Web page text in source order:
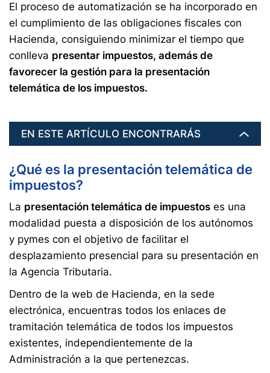
El proceso de automatización se ha incorporado en
el cumplimiento de las obligaciones fiscales con
Hacienda, consiguiendo minimizar el tiempo que
conlleva presentar impuestos, además de
favorecer la gestión para la presentación
telemática de los impuestos.
EN ESTE ARTÍCULO ENCONTRARÁS
¿Qué es la presentación telemática de
impuestos?
La presentación telemática de impuestos es una
modalidad puesta a disposición de los autónomos
y pymes con el objetivo de facilitar el
desplazamiento presencial para su presentación en
la Agencia Tributaria.
Dentro de la web de Hacienda, en la sede
electrónica, encuentras todos los enlaces de
tramitación telemática de todos los impuestos
existentes, independientemente de la
Administración a la que pertenezcas.